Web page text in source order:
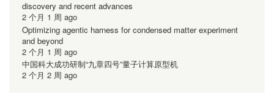
discovery and recent advances
2 个月 1 周 ago
Optimizing agentic harness for condensed matter experiment
and beyond
2 个月 1 周 ago
中国科大成功研制“九章四号”量子计算原型机
2 个月 2 周 ago